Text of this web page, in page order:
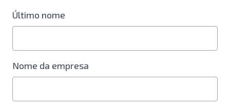
Último nome
Nome da empresa